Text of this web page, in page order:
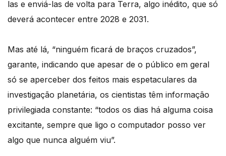
las e enviá-las de volta para Terra, algo inédito, que só
deverá acontecer entre 2028 e 2031.
Mas até lá, “ninguém ficará de braços cruzados”,
garante, indicando que apesar de o público em geral
só se aperceber dos feitos mais espetaculares da
investigação planetária, os cientistas têm informação
privilegiada constante: “todos os dias há alguma coisa
excitante, sempre que ligo o computador posso ver
algo que nunca alguém viu”.